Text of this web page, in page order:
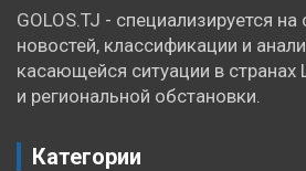
GOLOS.TJ - специализируется
новостей, классификации и
касающейся ситуации в
и региональной обстановки.
Категории